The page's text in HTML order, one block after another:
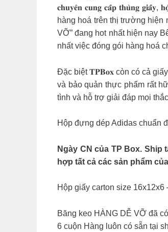
𝐜𝐡𝐮𝐲𝐞̂𝐧 𝐜𝐮𝐧𝐠 𝐜𝐚̂́𝐩 𝐭𝐡𝐮̀𝐧𝐠
hàng hoá trên thị trường hiện
VỠ” đang hot nhất hiện nay
nhất việc đóng gói hàng hoá
Đặc biệt 𝐓𝐏𝐁𝐨𝐱 còn có cả
và bảo quản thực phẩm rất
tình và hỗ trợ giải đáp mọi
Hộp đựng dép Adidas chuẩn
Ngày CN của TP Box.
hợp tất cả các sản phẩm
Hộp giấy carton size
Băng keo HÀNG DỄ VỠ đã
6 cuộn Hàng luôn có sẵn tại